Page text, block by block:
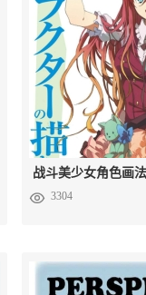
3304